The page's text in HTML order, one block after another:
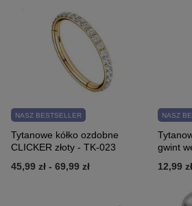
NASZ BESTSELLER
Tytanowe kółko ozdobne
CLICKER złoty - TK-023
45,99 zł - 69,99 zł
NASZ
gwint
12,99 zł